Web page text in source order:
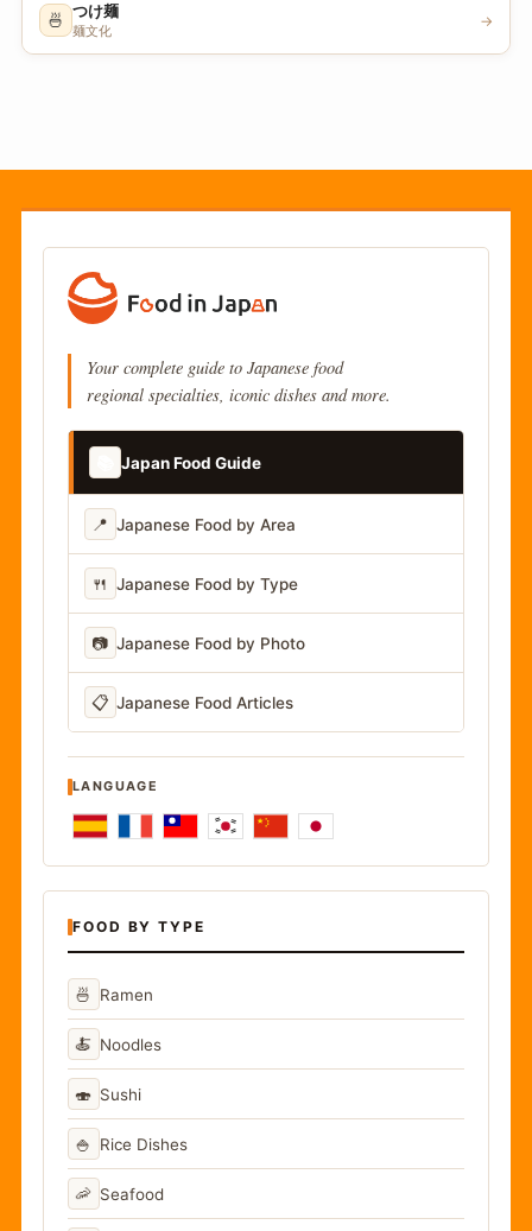
🍜 つけ麺
麺文化
→
Your complete guide to Japanese food
regional specialties, iconic dishes and more.
Japan Food Guide
📍 Japanese Food by Area
🍴 Japanese Food by Type
📷 Japanese Food by Photo
📋 Japanese Food Articles
LANGUAGE
FOOD BY TYPE
🍜 Ramen
🍝 Noodles
🍣 Sushi
🍚 Rice Dishes
🦐 Seafood